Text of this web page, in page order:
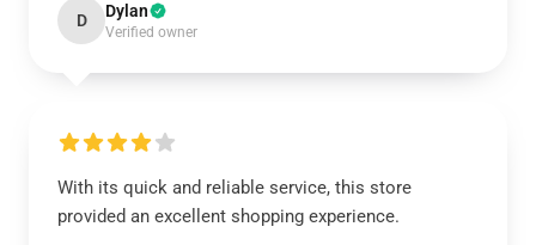
D Dylan
Verified owner
With its quick and reliable service, this store
provided an excellent shopping experience.